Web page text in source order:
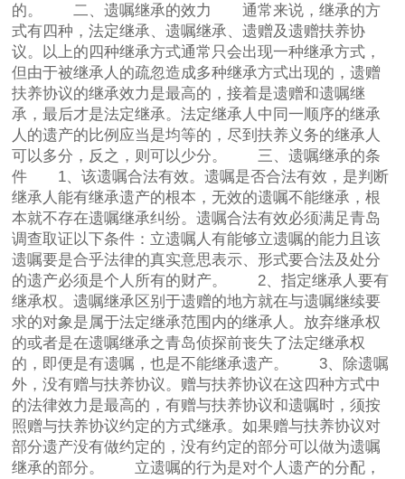
的。 二、遗嘱继承的效力 通常来说，继承的方
式有四种，法定继承、遗嘱继承、遗赠及遗赠扶养协
议。以上的四种继承方式通常只会出现一种继承方式，
但由于被继承人的疏忽造成多种继承方式出现的，遗赠
扶养协议的继承效力是最高的，接着是遗赠和遗嘱继
承，最后才是法定继承。法定继承人中同一顺序的继承
人的遗产的比例应当是均等的，尽到扶养义务的继承人
可以多分，反之，则可以少分。 三、遗嘱继承的条
件 1、该遗嘱合法有效。遗嘱是否合法有效，是判断
继承人能有继承遗产的根本，无效的遗嘱不能继承，根
本就不存在遗嘱继承纠纷。遗嘱合法有效必须满足青岛
调查取证以下条件：立遗嘱人有能够立遗嘱的能力且该
遗嘱要是合乎法律的真实意思表示、形式要合法及处分
的遗产必须是个人所有的财产。 2、指定继承人要有
继承权。遗嘱继承区别于遗赠的地方就在与遗嘱继续要
求的对象是属于法定继承范围内的继承人。放弃继承权
的或者是在遗嘱继承之青岛侦探前丧失了法定继承权
的，即便是有遗嘱，也是不能继承遗产。 3、除遗嘱
外，没有赠与扶养协议。赠与扶养协议在这四种方式中
的法律效力是最高的，有赠与扶养协议和遗嘱时，须按
照赠与扶养协议约定的方式继承。如果赠与扶养协议对
部分遗产没有做约定的，没有约定的部分可以做为遗嘱
继承的部分。 立遗嘱的行为是对个人遗产的分配，